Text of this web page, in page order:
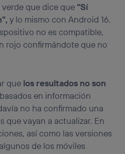
que dice que “Sí
y lo mismo con Android 16.
no es compatible,
rojo confirmándote que no
que los resultados no son
en información
no ha confirmado una
que vayan a actualizar. En
así como las versiones
de los móviles